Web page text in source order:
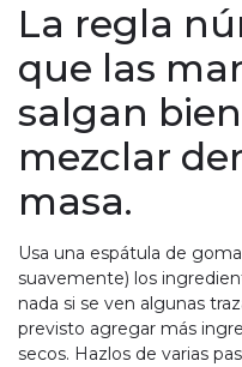
La regla
que las
salgan bien
mezclar
masa.
Usa una espátula de
suavemente) los
nada si se ven algunas
previsto agregar más
secos. Hazlos de varias